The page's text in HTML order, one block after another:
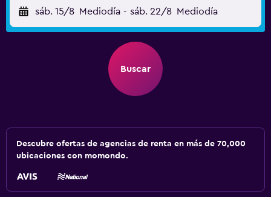
sáb. 15/8 Mediodía - sáb. 22/8 Mediodía
Buscar
Descubre ofertas de agencias de renta en más de 70,000
ubicaciones con momondo.